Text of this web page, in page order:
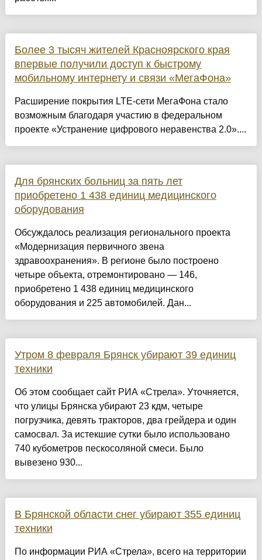
Более 3 тысяч жителей Красноярского края
впервые получили доступ к быстрому
мобильному интернету и связи «МегаФона»
Расширение покрытия LTE-сети МегаФона стало
возможным благодаря участию в федеральном
проекте «Устранение цифрового неравенства 2.0»....
Для брянских больниц за пять лет
приобретено 1 438 единиц медицинского
оборудования
Обсуждалось реализация регионального проекта
«Модернизация первичного звена
здравоохранения». В регионе было построено
четыре объекта, отремонтировано — 146,
приобретено 1 438 единиц медицинского
оборудования и 225 автомобилей. Дан...
Утром 8 февраля Брянск убирают 39 единиц
техники
Об этом сообщает сайт РИА «Стрела». Уточняется,
что улицы Брянска убирают 23 кдм, четыре
погрузчика, девять тракторов, два грейдера и один
самосвал. За истекшие сутки было использовано
740 кубометров пескосоляной смеси. Было
вывезено 930...
В Брянской области снег убирают 355 единиц
техники
По информации РИА «Стрела», всего на территории